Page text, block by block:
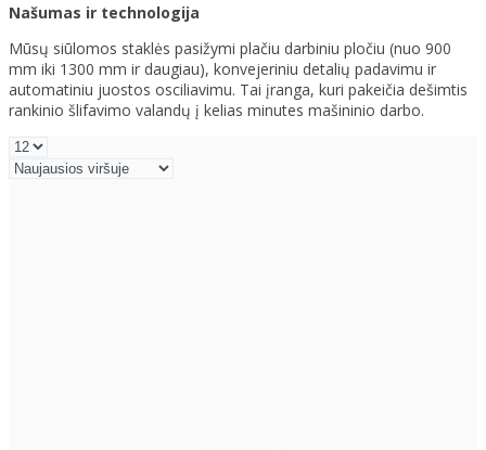
Našumas ir technologija
Mūsų siūlomos staklės pasižymi plačiu darbiniu pločiu (nuo 900
mm iki 1300 mm ir daugiau), konvejeriniu detalių padavimu ir
automatiniu juostos osciliavimu. Tai įranga, kuri pakeičia dešimtis
rankinio šlifavimo valandų į kelias minutes mašininio darbo.